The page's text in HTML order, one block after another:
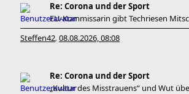
Re: Corona und der Sport
EU-Kommissarin gibt Techriesen
Steffen42, 08.08.2026, 08:08
Re: Corona und der Sport
„Kultur des Misstrauens“ und Wut